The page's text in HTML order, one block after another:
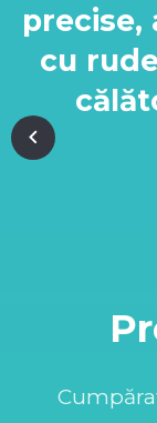
precise,
cu